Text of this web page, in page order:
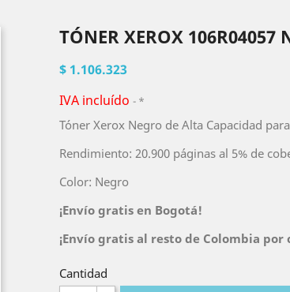
TÓNER XEROX 106R04057
$ 1.106.323
IVA incluído
*
Tóner Xerox Negro de Alta Capacidad
Rendimiento: 20.900 páginas al 5% de
Color: Negro
¡Envío gratis en Bogotá!
¡Envío gratis al resto de Colombia por
Cantidad